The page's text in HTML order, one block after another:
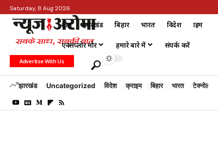
Saturday, 8 Aug 2026
होम झारखंड बिहार भारत विदेश क्राइम
एक्सप्लोर मोर हमारे बारे में संपर्क करें
Advertise With Us
झारखंड Uncategorized विदेश क्राइम बिहार भारत टेक्नोलॉजी